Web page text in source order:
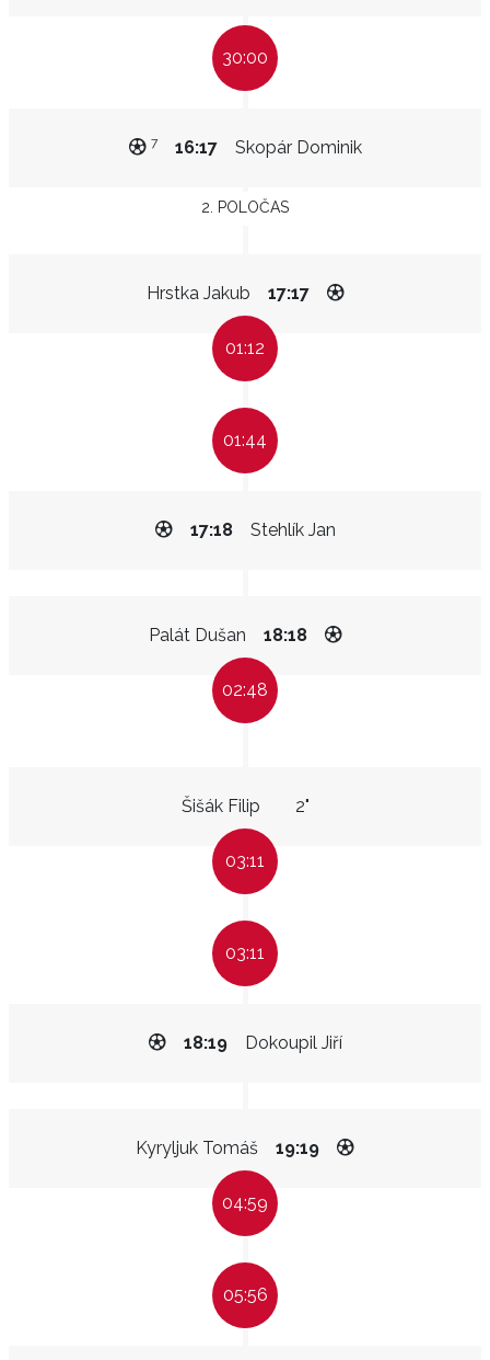
30:00
Skopár Dominik
16:17
7
2. POLOČAS
Hrstka Jakub 17:17
01:12
01:44
Stehlík Jan
17:18
Palát Dušan 18:18
02:48
Šišák Filip 2"
03:11
03:11
Dokoupil Jiří
18:19
Kyryljuk Tomáš 19:19
04:59
05:56